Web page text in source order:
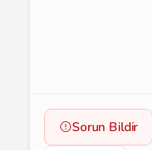
Sorun Bildir